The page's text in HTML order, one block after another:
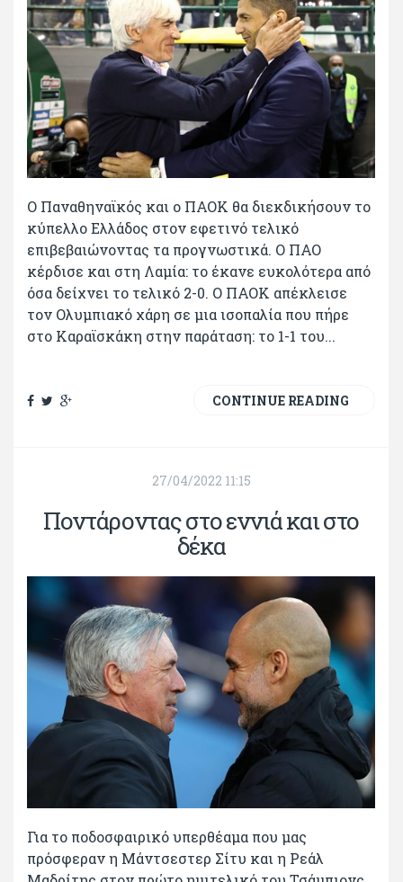
Ο Παναθηναϊκός και ο ΠΑΟΚ θα διεκδικήσουν το
κύπελλο Ελλάδος στον εφετινό τελικό
επιβεβαιώνοντας τα προγνωστικά. Ο ΠΑΟ
κέρδισε και στη Λαμία: το έκανε ευκολότερα από
όσα δείχνει το τελικό 2-0. Ο ΠΑΟΚ απέκλεισε
τον Ολυμπιακό χάρη σε μια ισοπαλία που πήρε
στο Καραϊσκάκη στην παράταση: το 1-1 του...
CONTINUE READING
27/04/2022 11:15
Ποντάροντας στο εννιά και στο
δέκα
Για το ποδοσφαιρικό υπερθέαμα που μας
πρόσφεραν η Μάντσεστερ Σίτυ και η Ρεάλ